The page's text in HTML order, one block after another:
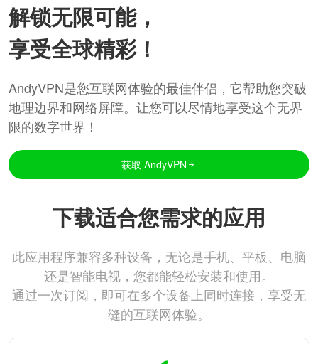
解锁无限可能，
享受全球精彩！
AndyVPN是您互联网体验的最佳伴侣，它帮助您突破
地理边界和网络屏障。让您可以尽情地享受这个无界
限的数字世界！
获取 AndyVPN
下载适合您需求的应用
此应用程序兼容多种设备，无论是手机、平板、电脑
还是智能电视，您都能轻松安装和使用。
通过一次订阅，即可在多个设备上同时连接，享受无
缝的互联网体验。